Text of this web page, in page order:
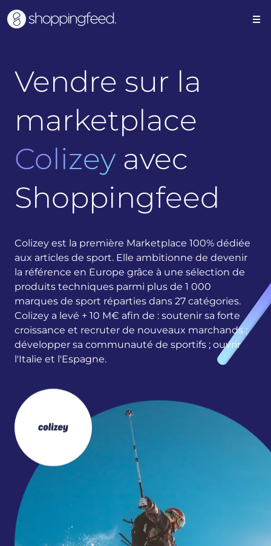
Vendre sur la
marketplace
Colizey avec
Shoppingfeed
Colizey est la première Marketplace 100% dédiée
aux articles de sport. Elle ambitionne de devenir
la référence en Europe grâce à une sélection de
produits techniques parmi plus de 1 000
marques de sport réparties dans 27 catégories.
Colizey a levé + 10 M€ afin de : soutenir sa forte
croissance et recruter de nouveaux marchands ;
développer sa communauté de sportifs ; ouvrir
l'Italie et l'Espagne.